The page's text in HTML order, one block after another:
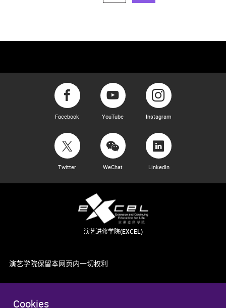
Cookies
Facebook YouTube Instagram
Twitter WeChat LinkedIn
演艺进修学院(EXCEL)
演艺学院保留本网页内一切权利